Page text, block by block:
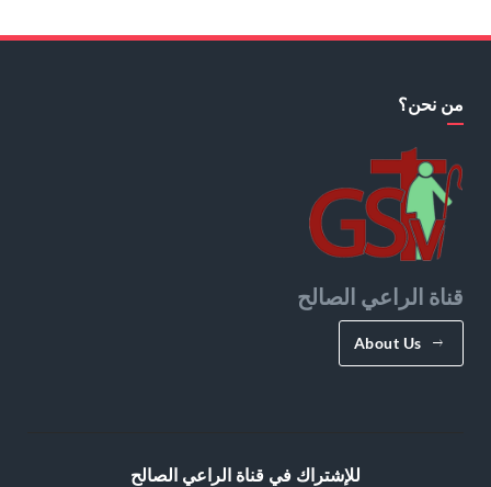
من نحن؟
قناة الراعي الصالح
About Us
للإشتراك في قناة الراعي الصالح